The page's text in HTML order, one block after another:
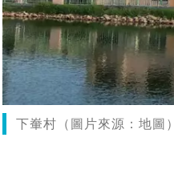
下輋村（圖片來源：地圖）